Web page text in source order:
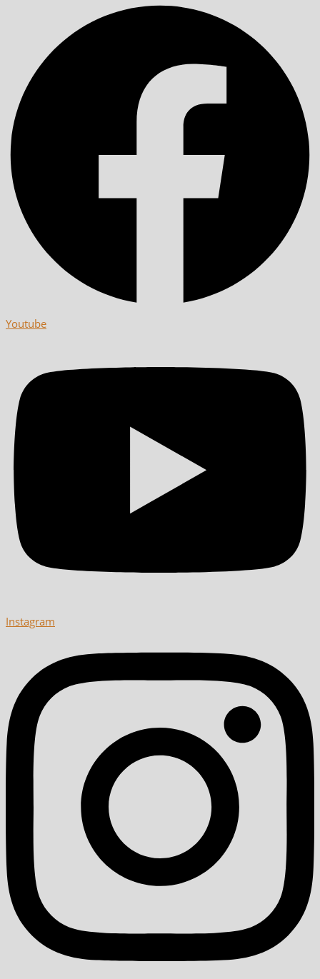
Youtube
Instagram